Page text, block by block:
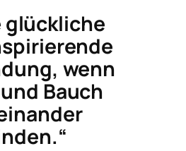
glückliche
wenn
Bauch